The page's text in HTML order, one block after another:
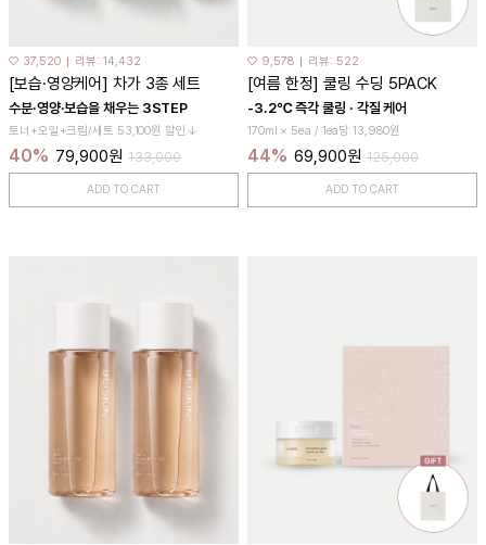
♡ 37,520 리뷰: 14,432
[보습·영양케어] 차가 3종 세트
수분·영양·보습을 채우는 3STEP
토너+오일+크림/세트 53,100원 할인↓
40% 79,900원 133,000
ADD TO CART
♡ 9,578 리뷰: 522
[여름 한정] 쿨링 수딩 5PACK
-3.2℃ 즉각 쿨링 · 각질 케어
170ml × 5ea / 1ea당 13,980원
44% 69,900원 125,000
ADD TO CART